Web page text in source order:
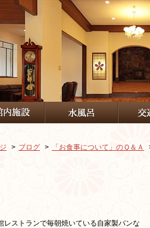
ブログ 「お食事について」のＱ＆Ａ
ストランで毎朝焼いている自家製パンな